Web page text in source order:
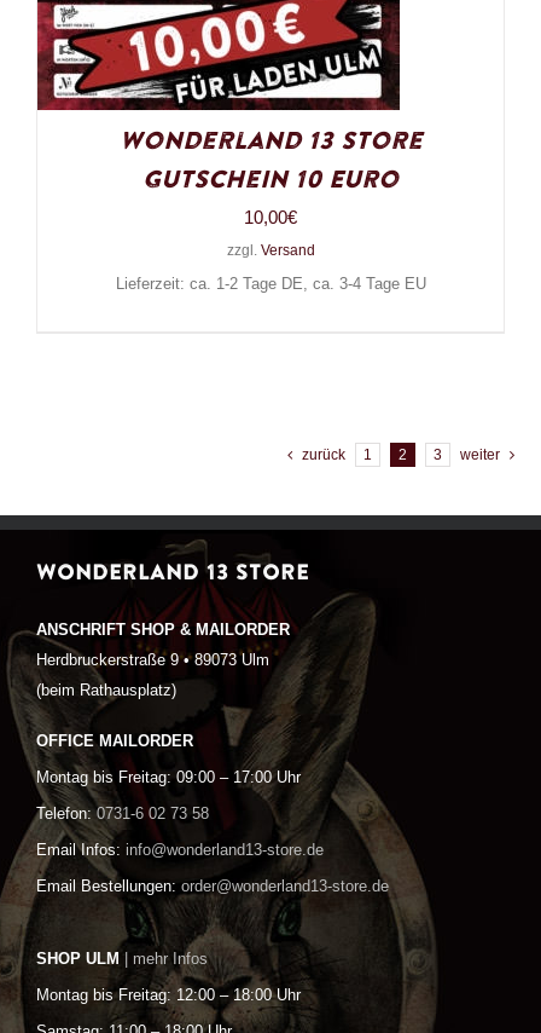
Wonderland 13 Store
Gutschein 10 Euro
10,00€
zzgl. Versand
Lieferzeit: ca. 1-2 Tage DE, ca. 3-4 Tage EU
zurück 1 2 3 weiter
WONDERLAND 13 STORE
ANSCHRIFT SHOP & MAILORDER
Herdbruckerstraße 9 • 89073 Ulm
(beim Rathausplatz)
OFFICE MAILORDER
Montag bis Freitag: 09:00 – 17:00 Uhr
Telefon: 0731-6 02 73 58
Email Infos: info@wonderland13-store.de
Email Bestellungen: order@wonderland13-store.de
SHOP ULM | mehr Infos
Montag bis Freitag: 12:00 – 18:00 Uhr